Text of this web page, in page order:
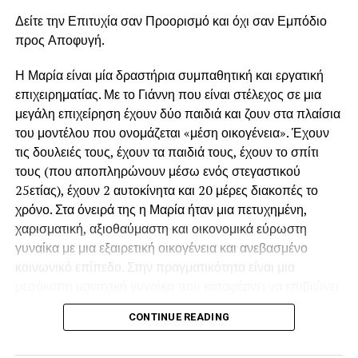
Στην ψυχαναλυτική οπτική, η επιθυμία τρέφεται από την
έλλειψη. Αν κάτι δίνεται αμέσως, η ένταση πέφτει. Η ουρά
φορτίζει το αντικείμενο με περισσότερη αξία. Είναι μια
μικρή «ερωτική οικονομία». Το γλυκό ή το κοκτέιλ γίνεται η
ανταμοιβή μετά τη ματαίωση.
Αν κάποιος αντέχει να περιμένει χωρίς άγχος, σημαίνει ότι
εσωτερικά έχει βιώσει αξιόπιστη φροντίδα και προβλέψιμη
ανταπόκριση. Η ουρά τότε δεν είναι απειλή. Είναι
τελετουργία.
Για άλλους, όμως, ηαναμονή μπορεί να ξυπνά θυμό,
ανυπομονησία ή ανάγκη φυγής
. Εκεί η ουρά αγγίζει
Σε πιο υπαρξιακό επίπεδο, η ουρά είναι μεταβατικός
χώρος. Δεν είσαι μέσα, δεν είσαι έξω. Είσαι καθ’ οδόν.
Όπως στις μεταβάσεις της ζωής — από παιδί σε ενήλικα.
Δείτε την Επιτυχία σαν Προορισμό και όχι σαν Εμπόδιο
προς Αποφυγή.
Η Μαρία είναι μία δραστήρια συμπαθητική και εργατική
επιχειρηματίας. Με το Γιάννη που είναι στέλεχος σε μια
μεγάλη επιχείρηση έχουν δύο παιδιά και ζουν στα πλαίσια
του μοντέλου που ονομάζεται «μέση οικογένεια». Έχουν
τις δουλειές τους, έχουν τα παιδιά τους, έχουν το σπίτι
τους (που αποπληρώνουν μέσω ενός στεγαστικού
25ετίας), έχουν 2 αυτοκίνητα και 20 μέρες διακοπές το
χρόνο. Στα όνειρά της η Μαρία ήταν μια πετυχημένη,
χαρισματική, αξιοθαύμαστη και οικονομικά εύρωστη
γυναίκα με μια εξαιρετική οικογένεια και ανεβασμένο
κοινωνικό επίπεδο. Στην πραγματικότητα είναι μια
παγιδευμένη μέσα στην βαρετή της καθημερινότητα.
«Υπάρχουν και χειρότερα» λέει στον εαυτό της όταν αραιά
CONTINUE READING